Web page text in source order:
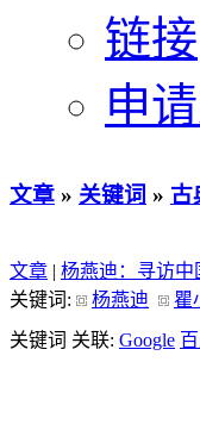
链接
申
文章 » 关键词 » 古
文章 | 杨燕迪：寻访中
关键词:
杨燕迪 瞿
关键词 关联: Google